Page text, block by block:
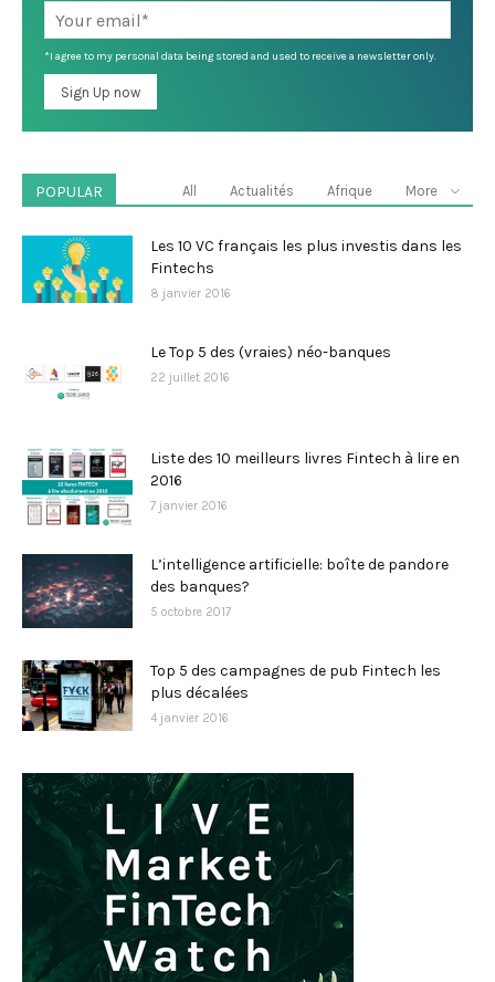
*I agree to my personal data being stored and used to receive a newsletter only.
POPULAR All Actualités Afrique More
Les 10 VC français les plus investis dans les
Fintechs
8 janvier 2016
Le Top 5 des (vraies) néo-banques
22 juillet 2016
Liste des 10 meilleurs livres Fintech à lire en
2016
7 janvier 2016
L’intelligence artificielle: boîte de pandore
des banques?
5 octobre 2017
Top 5 des campagnes de pub Fintech les
plus décalées
4 janvier 2016